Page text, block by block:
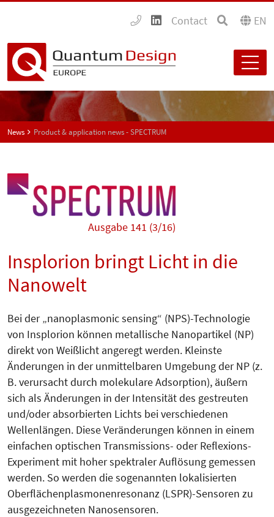
Contact EN
News Product & application news - SPECTRUM
Ausgabe 141 (3/16)
Insplorion bringt Licht in die
Nanowelt
Bei der „nanoplasmonic sensing“ (NPS)-Technologie
von Insplorion können metallische Nanopartikel (NP)
direkt von Weißlicht angeregt werden. Kleinste
Änderungen in der unmittelbaren Umgebung der NP (z.
B. verursacht durch molekulare Adsorption), äußern
sich als Än­de­rungen in der Intensität des gestreuten
und/oder absorbierten Lichts bei verschiedenen
Wellenlän­gen. Diese Veränderungen können in einem
einfachen optischen Trans­missions- oder Reflexions-
Expe­ri­ment mit hoher spek­traler Auflö­sung gemes­sen
werden. So werden die sogenannten lokalisierten
Oberflächenplasmonenresonanz (LSPR)-­Sensoren zu
ausgezeichneten Nano­­­sensoren.